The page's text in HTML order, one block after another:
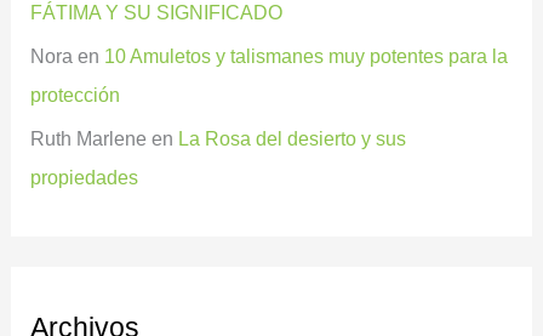
FÁTIMA Y SU SIGNIFICADO
Nora en 10 Amuletos y talismanes muy potentes para la
protección
Ruth Marlene en La Rosa del desierto y sus
propiedades
Archivos